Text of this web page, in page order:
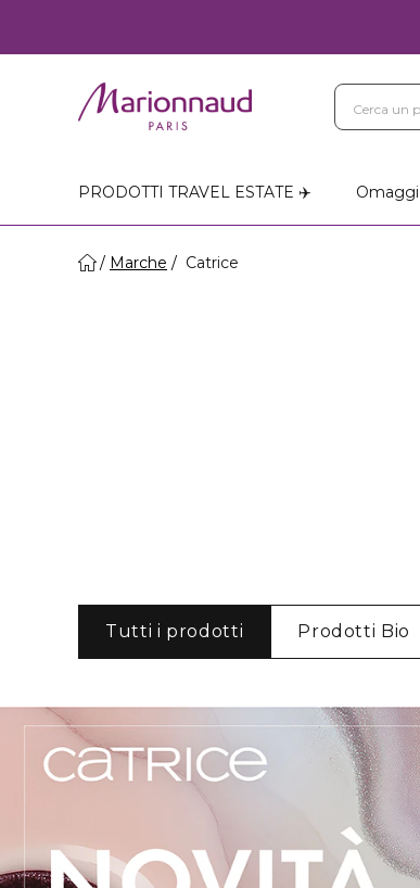
PRODOTTI TRAVEL ESTATE ✈️ Omaggi
Marche Catrice
Tutti i prodotti Prodotti Bio